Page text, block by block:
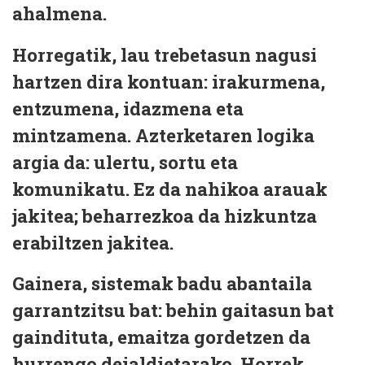
ahalmena.
Horregatik, lau trebetasun nagusi
hartzen dira kontuan: irakurmena,
entzumena, idazmena eta
mintzamena. Azterketaren logika
argia da:ulertu, sortu eta
komunikatu. Ez da nahikoa arauak
jakitea; beharrezkoa da hizkuntza
erabiltzen jakitea.
Gainera, sistemak badu abantaila
garrantzitsu bat:behin gaitasun bat
gaindituta, emaitza gordetzen da